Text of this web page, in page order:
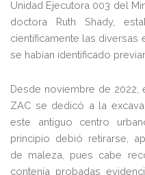
Unidad Ejecutora 003 del
doctora Ruth Shady,
científicamente las diversas
se habían identificado
Desde noviembre de
ZAC se dedicó a la
este antiguo centro
principio debió retirarse,
de maleza, pues cabe
contenía probadas